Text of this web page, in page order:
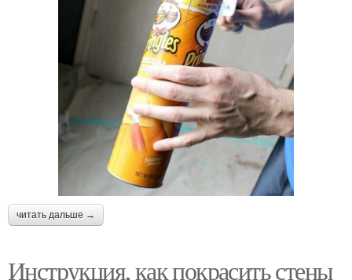
читать дальше →
Инструкция, как покрасить стены